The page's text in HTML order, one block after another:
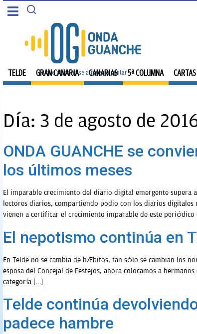
PORTADA
CANARIAS
5ª COLUMNA
CARTAS DEL DIRECTOR
ENTREVISTAS
OPINIÓN
PROGRAMAS
TELDE GRAN CANARIA CANARIAS 5ª COLUMNA
5ª COLUMNA
CARTAS DEL DIRECTOR
PROGRAMAS
Día: 3 de agosto de
ONDA GUANCHE se
los últimos meses
El imparable crecimiento del diario digital emergente supera
lectores diarios, compartiendo podio con los diarios digitales
vienen a certificar el crecimiento imparable de este
El nepotismo continúa en
En Telde no se cambia de hábitos, tan sólo se cambian los
esposa del Concejal de Festejos, ahora colocamos a
categoría […]
Telde continúa
padece hambre